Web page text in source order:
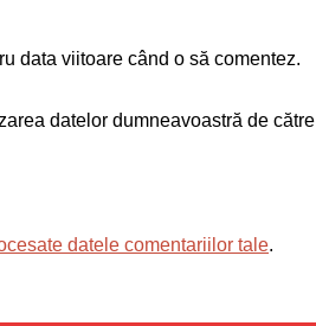
data viitoare când o să comentez.
datelor dumneavoastră de către
datele comentariilor tale.